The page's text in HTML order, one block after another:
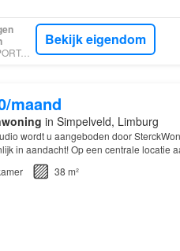
HUURPORTAAL
Bekijk eigendom
maand
in Simpelveld, Limburg
wordt u aangeboden door
in aandacht! Op een centrale locatie
studio op de eerste verdieping…
38 m²